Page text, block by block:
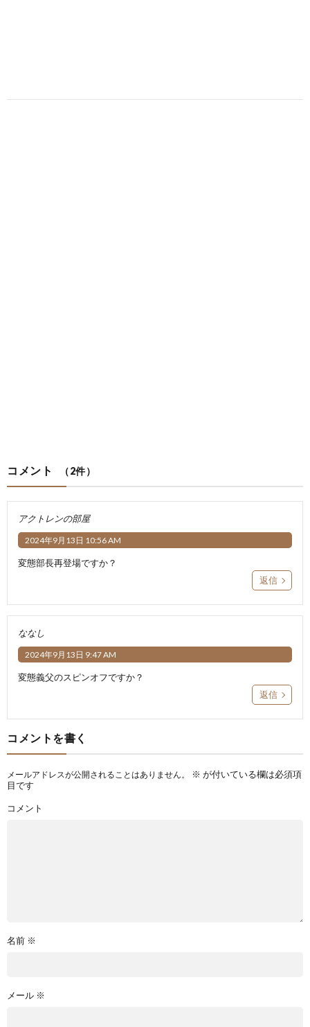
コメント （2件）
アクトレンの部屋
2024年9月13日 10:56 AM
変態部長再登場ですか？
返信
ななし
2024年9月13日 9:47 AM
変態義父のスピンオフですか？
返信
コメントを書く
メールアドレスが公開されることはありません。 ※ が付いている欄は必須項
目です
コメント
名前 ※
メール ※